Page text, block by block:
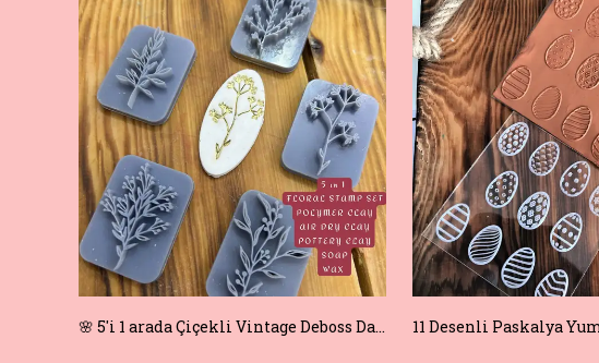
🌸 5'i 1 arada Çiçekli Vintage Deboss Damga Seti – Polimer Kil, Sabun, Seramik ve Pişirme için Mükemmel! 🌸